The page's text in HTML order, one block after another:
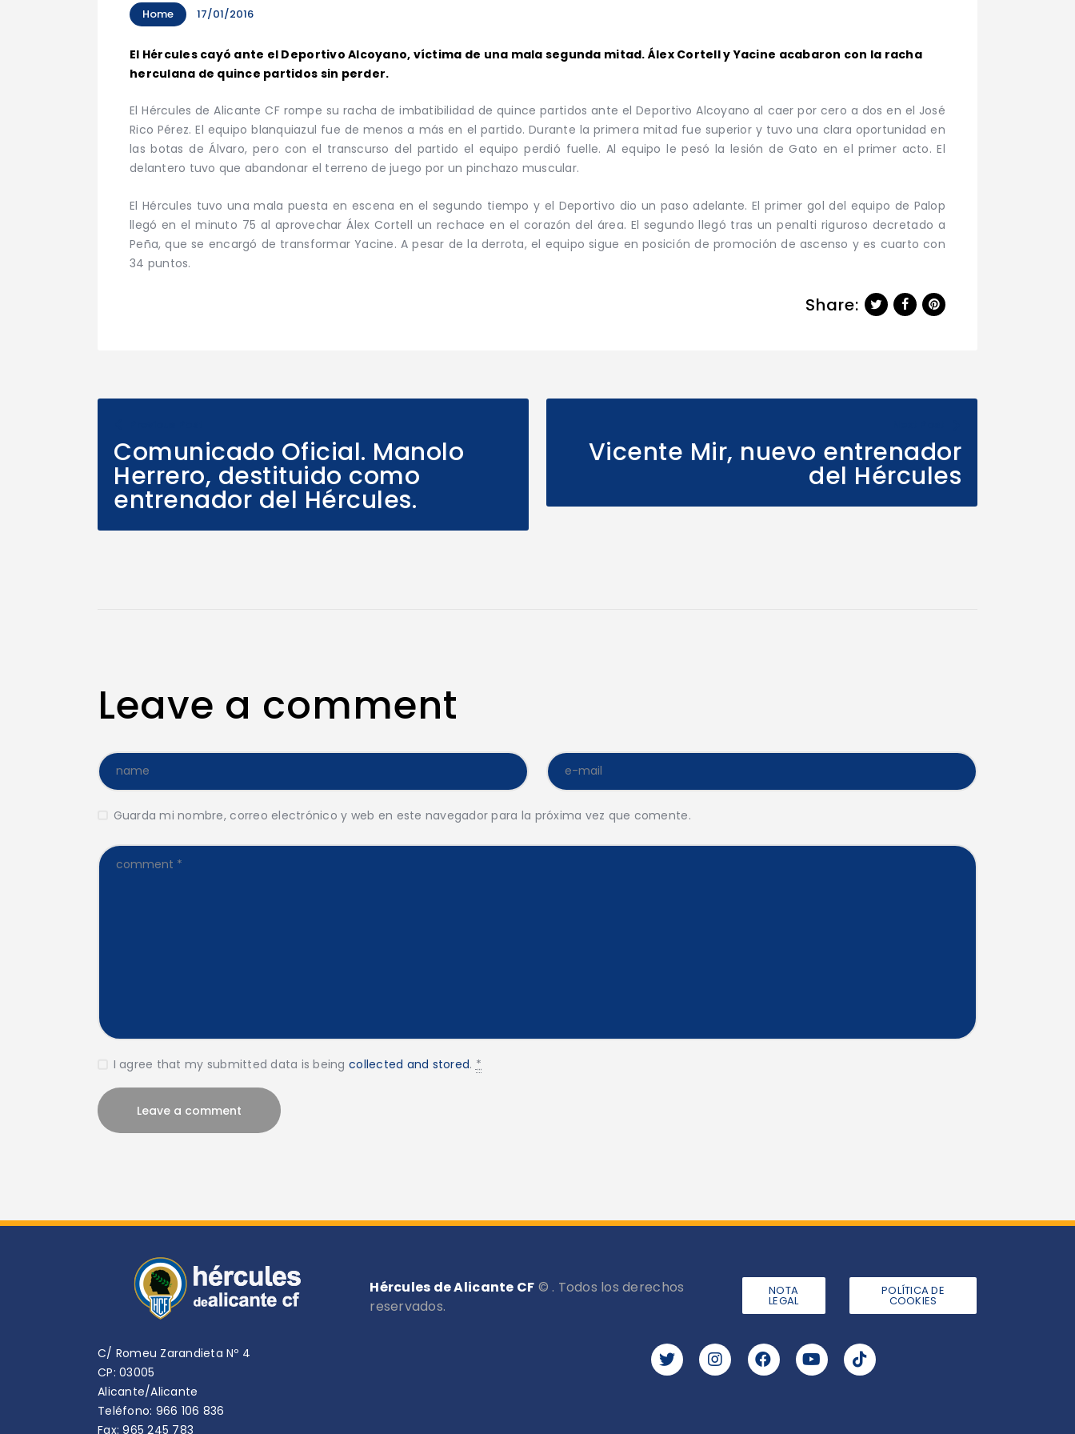
Home 17/01/2016
El Hércules cayó ante el Deportivo Alcoyano, víctima de una mala segunda mitad. Álex Cortell y Yacine acabaron con la racha
herculana de quince partidos sin perder.
El Hércules de Alicante CF rompe su racha de imbatibilidad de quince partidos ante el Deportivo Alcoyano al caer por cero a dos en el José
Rico Pérez. El equipo blanquiazul fue de menos a más en el partido. Durante la primera mitad fue superior y tuvo una clara oportunidad en
las botas de Álvaro, pero con el transcurso del partido el equipo perdió fuelle. Al equipo le pesó la lesión de Gato en el primer acto. El
delantero tuvo que abandonar el terreno de juego por un pinchazo muscular.
El Hércules tuvo una mala puesta en escena en el segundo tiempo y el Deportivo dio un paso adelante. El primer gol del equipo de Palop
llegó en el minuto 75 al aprovechar Álex Cortell un rechace en el corazón del área. El segundo llegó tras un penalti riguroso decretado a
Peña, que se encargó de transformar Yacine. A pesar de la derrota, el equipo sigue en posición de promoción de ascenso y es cuarto con
34 puntos.
Share:
Comunicado Oficial. Manolo
Herrero, destituido como
entrenador del Hércules.
Vicente Mir, nuevo entrenador
del Hércules
Leave a comment
Guarda mi nombre, correo electrónico y web en este navegador para la próxima vez que comente.
I agree that my submitted data is being collected and stored. *
Hércules de Alicante CF © . Todos los derechos
reservados.
NOTA
LEGAL
POLÍTICA DE
COOKIES
C/ Romeu Zarandieta Nº 4
CP: 03005
Alicante/Alicante
Teléfono: 966 106 836
Fax: 965 245 783